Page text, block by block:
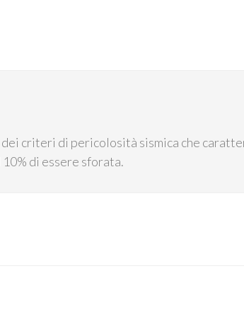
dei criteri di pericolosità sismica che
di essere sforata.